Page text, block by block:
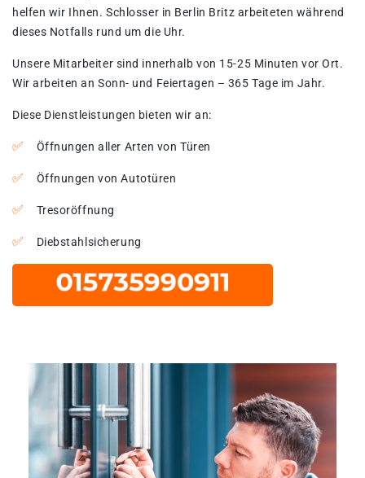
helfen wir Ihnen. Schlosser in Berlin Britz arbeiteten während
dieses Notfalls rund um die Uhr.
Unsere Mitarbeiter sind innerhalb von 15-25 Minuten vor Ort.
Wir arbeiten an Sonn- und Feiertagen – 365 Tage im Jahr.
Diese Dienstleistungen bieten wir an:
Öffnungen aller Arten von Türen
Öffnungen von Autotüren
Tresoröffnung
Diebstahlsicherung